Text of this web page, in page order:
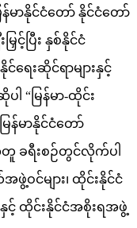
မာနိုင်ငံတော် နိုင်ငံတော်
င့်ပြီး နှစ်နိုင်ငံ
ရေးဆိုင်ရာများနှင့်
“မြန်မာ-ထိုင်း
န်မာနိုင်ငံတော်
တူ ခရီးစဉ်တွင်လိုက်ပါ
င်များ၊ ထိုင်းနိုင်ငံ
နှင့် ထိုင်းနိုင်ငံအစိုးရအဖွဲ့